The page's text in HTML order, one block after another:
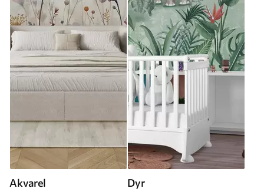
Akvarel Dyr